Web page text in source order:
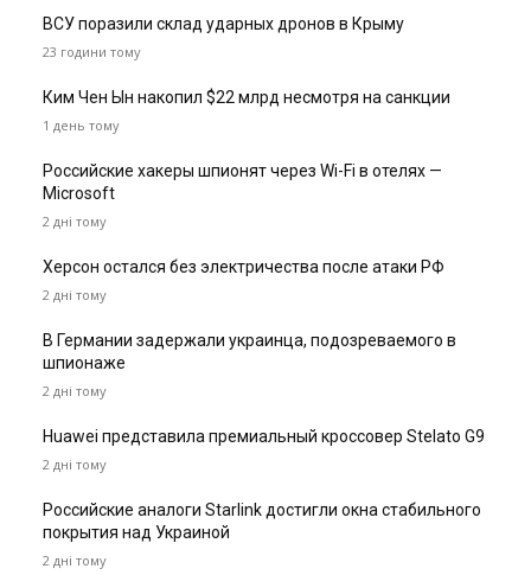
ВСУ поразили склад ударных дронов в Крыму
23 години тому
Ким Чен Ын накопил $22 млрд несмотря на санкции
1 день тому
Российские хакеры шпионят через Wi-Fi в отелях —
Microsoft
2 дні тому
Херсон остался без электричества после атаки РФ
2 дні тому
В Германии задержали украинца, подозреваемого в
шпионаже
2 дні тому
Huawei представила премиальный кроссовер Stelato G9
2 дні тому
Российские аналоги Starlink достигли окна стабильного
покрытия над Украиной
2 дні тому